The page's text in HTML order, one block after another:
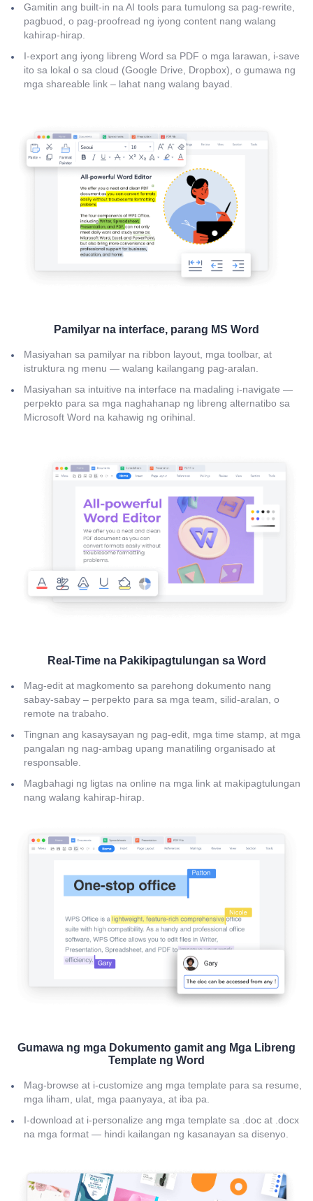
Gamitin ang built-in na AI tools para tumulong sa pag-rewrite,
pagbuod, o pag-proofread ng iyong content nang walang
kahirap-hirap.
I-export ang iyong libreng Word sa PDF o mga larawan, i-save
ito sa lokal o sa cloud (Google Drive, Dropbox), o gumawa ng
mga shareable link – lahat nang walang bayad.
Pamilyar na interface, parang MS Word
Masiyahan sa pamilyar na ribbon layout, mga toolbar, at
istruktura ng menu — walang kailangang pag-aralan.
Masiyahan sa intuitive na interface na madaling i-navigate —
perpekto para sa mga naghahanap ng libreng alternatibo sa
Microsoft Word na kahawig ng orihinal.
Real-Time na Pakikipagtulungan sa Word
Mag-edit at magkomento sa parehong dokumento nang
sabay-sabay – perpekto para sa mga team, silid-aralan, o
remote na trabaho.
Tingnan ang kasaysayan ng pag-edit, mga time stamp, at mga
pangalan ng nag-ambag upang manatiling organisado at
responsable.
Magbahagi ng ligtas na online na mga link at makipagtulungan
nang walang kahirap-hirap.
Gumawa ng mga Dokumento gamit ang Mga Libreng
Template ng Word
Mag-browse at i-customize ang mga template para sa resume,
mga liham, ulat, mga paanyaya, at iba pa.
I-download at i-personalize ang mga template sa .doc at .docx
na mga format — hindi kailangan ng kasanayan sa disenyo.